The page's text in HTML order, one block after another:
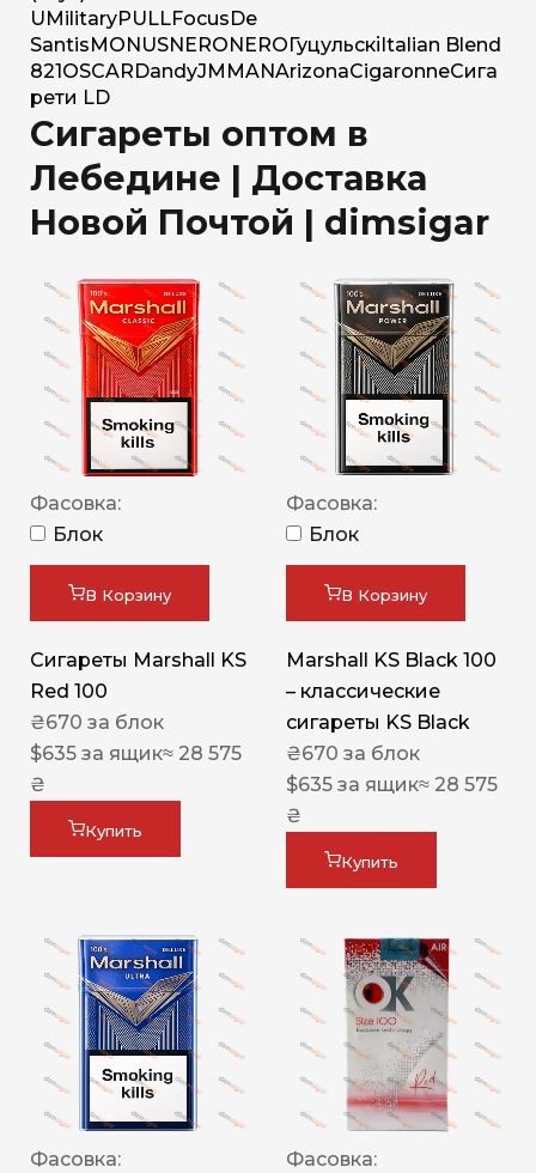
U MilitaryPULLFocus De
Santis MONUSNERO NERO Гуцульскі Italian Blend
821 OSCAR DandyJM MANArizonaCigaronneСига
рети LD
Сигареты оптом в
Лебедине | Доставка
Новой Почтой | dimsigar
Фасовка:
Блок
В Корзину
Сигареты Marshall KS
Red 100
₴670 за блок
$635 за ящик≈ 28 575
₴
Купить
Фасовка:
Блок
В Корзину
Marshall KS Black 100
– классические
сигареты KS Black
₴670 за блок
$635 за ящик≈ 28 575
₴
Купить
Фасовка:
Фасовка: